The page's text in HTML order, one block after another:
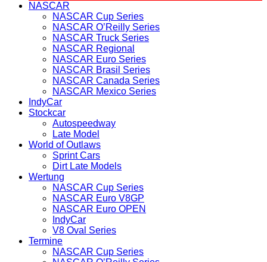
NASCAR
NASCAR Cup Series
NASCAR O’Reilly Series
NASCAR Truck Series
NASCAR Regional
NASCAR Euro Series
NASCAR Brasil Series
NASCAR Canada Series
NASCAR Mexico Series
IndyCar
Stockcar
Autospeedway
Late Model
World of Outlaws
Sprint Cars
Dirt Late Models
Wertung
NASCAR Cup Series
NASCAR Euro V8GP
NASCAR Euro OPEN
IndyCar
V8 Oval Series
Termine
NASCAR Cup Series